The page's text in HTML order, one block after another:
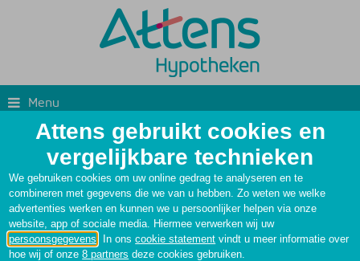
Menu
Hypotheekadvies Zoek een adviseur
Attens gebruikt cookies en
vergelijkbare technieken
We gebruiken cookies om uw online gedrag te analyseren en te
combineren met gegevens die we van u hebben. Zo weten we welke
advertenties werken en kunnen we u persoonlijker helpen via onze
website, app of sociale media. Hiermee verwerken wij uw
persoonsgegevens . In onscookie statement vindt u meer informatie over
hoe wij of onze8 partners deze cookies gebruiken.